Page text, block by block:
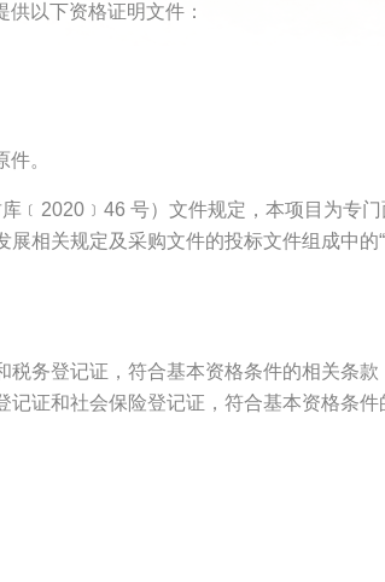
以下资格证明文件：
。
﹝2020﹞46 号）文件规定，本项目为专门
相关规定及采购文件的投标文件组成中的
务登记证，符合基本资格条件的相关条款
记证和社会保险登记证，符合基本资格条件